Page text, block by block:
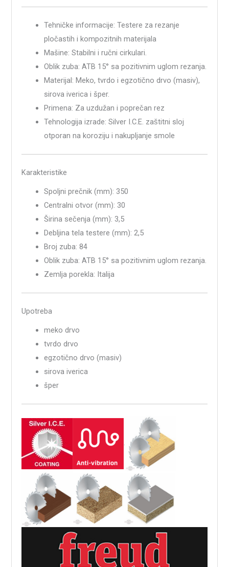
Tehničke informacije: Testere za rezanje
pločastih i kompozitnih materijala
Mašine: Stabilni i ručni cirkulari.
Oblik zuba: ATB 15° sa pozitivnim uglom rezanja.
Materijal: Meko, tvrdo i egzotično drvo (masiv),
sirova iverica i šper.
Primena: Za uzdužan i poprečan rez
Tehnologija izrade: Silver I.C.E. zaštitni sloj
otporan na koroziju i nakupljanje smole
Karakteristike
Spoljni prečnik (mm): 350
Centralni otvor (mm): 30
Širina sečenja (mm): 3,5
Debljina tela testere (mm): 2,5
Broj zuba: 84
Oblik zuba: ATB 15° sa pozitivnim uglom rezanja.
Zemlja porekla: Italija
Upotreba
meko drvo
tvrdo drvo
egzotično drvo (masiv)
sirova iverica
šper
.